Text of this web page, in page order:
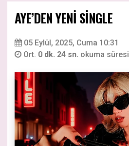
AYE’DEN YENİ SİNGLE
05 Eylül, 2025, Cuma 10:31
Ort. 0 dk. 24 sn. okuma süresi